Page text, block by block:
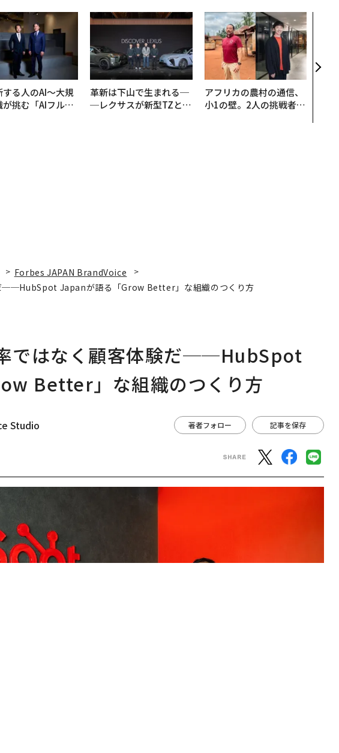
する人のAI〜大規
が挑む「AIフル実
革新は下山で生まれる─
─レクサスが新型TZとE
アフリカの農村の通信、
小1の壁。2人の挑戦者が
Forbes JAPAN BrandVoice
──HubSpot Japanが語る「Grow Better」な組織のつくり方
ではなく顧客体験だ──HubSpot
Better」な組織のつくり方
Studio 著者フォロー 記事を保存